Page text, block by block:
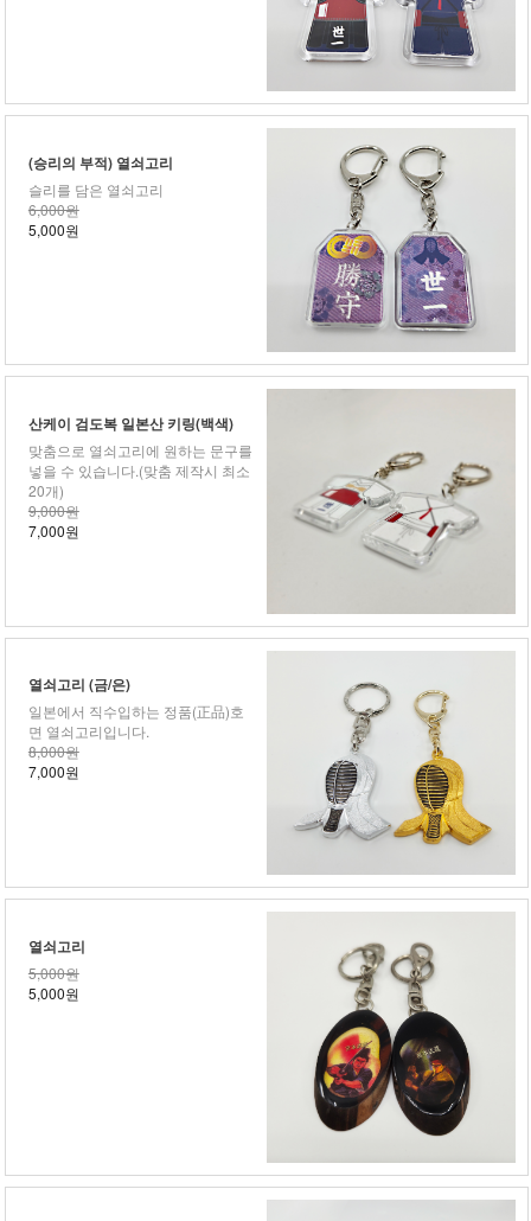
(승리의 부적) 열쇠고리
슬리를 담은 열쇠고리
6,000원
5,000원
산케이 검도복 일본산 키링(백색)
맞춤으로 열쇠고리에 원하는 문구를
넣을 수 있습니다.(맞춤 제작시 최소
20개)
9,000원
7,000원
열쇠고리 (금/은)
일본에서 직수입하는 정품(正品)호
면 열쇠고리입니다.
8,000원
7,000원
열쇠고리
5,000원
5,000원